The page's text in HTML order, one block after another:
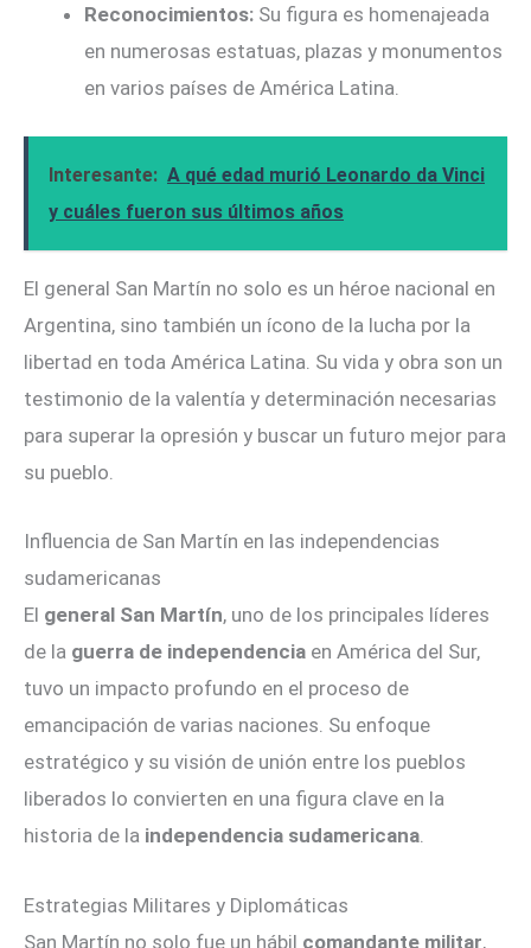
Reconocimientos: Su figura es homenajeada
en numerosas estatuas, plazas y monumentos
en varios países de América Latina.
Interesante: A qué edad murió Leonardo da Vinci
y cuáles fueron sus últimos años
El general San Martín no solo es un héroe nacional en
Argentina, sino también un ícono de la lucha por la
libertad en toda América Latina. Su vida y obra son un
testimonio de la valentía y determinación necesarias
para superar la opresión y buscar un futuro mejor para
su pueblo.
Influencia de San Martín en las independencias
sudamericanas
El general San Martín, uno de los principales líderes
de la guerra de independencia en América del Sur,
tuvo un impacto profundo en el proceso de
emancipación de varias naciones. Su enfoque
estratégico y su visión de unión entre los pueblos
liberados lo convierten en una figura clave en la
historia de la independencia sudamericana.
Estrategias Militares y Diplomáticas
San Martín no solo fue un hábil comandante militar,